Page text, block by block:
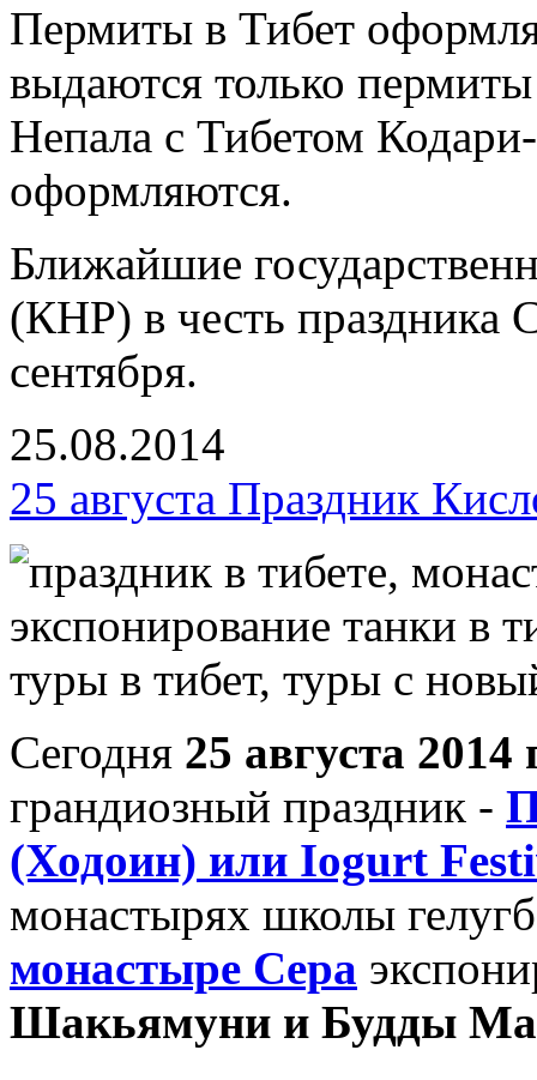
Пермиты в Тибет
выдаются только
Непала с Тибетом
оформляются.
Ближайшие
(КНР) в честь праздника
сентября.
25.08.2014
25 августа Праздник
Сегодня 25 августа 2014
грандиозный праздник -
(Ходоин) или Iogurt
монастырях школы
монастыре Сера
Шакьямуни и Будды